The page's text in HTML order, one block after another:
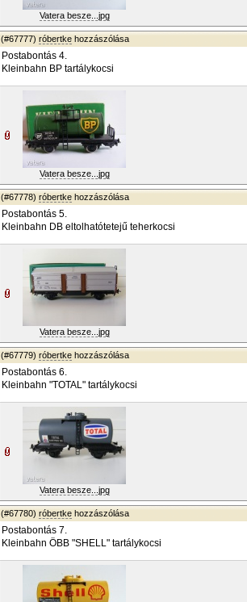
Vatera besze...jpg
(#67777) róbertke hozzászólása
Postabontás 4.
Kleinbahn BP tartálykocsi
Vatera besze...jpg
(#67778) róbertke hozzászólása
Postabontás 5.
Kleinbahn DB eltolhatótetejű teherkocsi
Vatera besze...jpg
(#67779) róbertke hozzászólása
Postabontás 6.
Kleinbahn "TOTAL" tartálykocsi
Vatera besze...jpg
(#67780) róbertke hozzászólása
Postabontás 7.
Kleinbahn ÖBB "SHELL" tartálykocsi